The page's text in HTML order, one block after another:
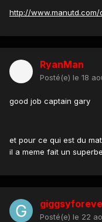
http://
RyanMan
Posté(e) le 18
good job captain gary
et pour ce qui est du
il a meme fait un
Posté(e) le 22